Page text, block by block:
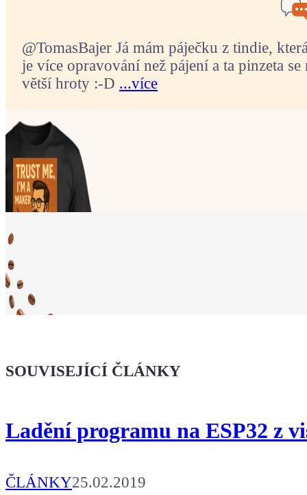
@TomasBajer Já mám páječku z tindie,
je více opravování než pájení a ta pinzeta
větší hroty :-D ...více
že jsi Maker!
Kafe pro Chiptrona
Aby mohl napsat další článek.
SOUVISEJÍCÍ ČLÁNKY
Ladění programu na ESP32 z
ČLÁNKY25.02.2019